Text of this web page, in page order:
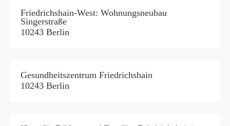
Friedrichshain-West: Wohnungsneubau
Singerstraße
10243 Berlin
Gesundheitszentrum Friedrichshain
10243 Berlin